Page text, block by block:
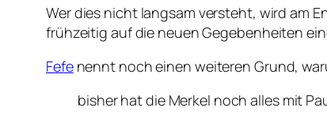
Wer dies nicht langsam versteht, wird am
frühzeitig auf die neuen Gegebenheiten
Fefenennt noch einen weiteren Grund,
bisher hat die Merkel noch alles mit